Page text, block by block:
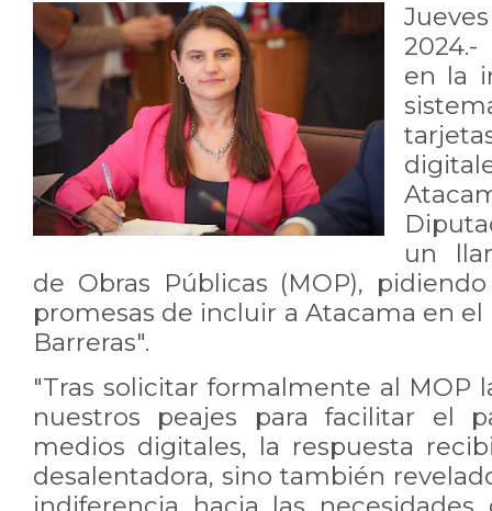
2024.-
en la
un
de Obras Públicas (MOP),
promesas de incluir a Atacama en
Barreras".
"Tras solicitar formalmente al MOP
nuestros peajes para facilitar el
medios digitales, la respuesta
desalentadora, sino también